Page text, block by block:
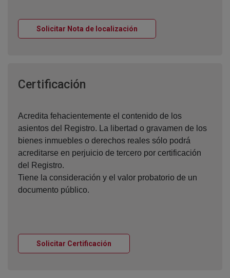
Solicitar Nota de localización
Certificación
Acredita fehacientemente el contenido de los
asientos del Registro. La libertad o gravamen de los
bienes inmuebles o derechos reales sólo podrá
acreditarse en perjuicio de tercero por certificación
del Registro.
Tiene la consideración y el valor probatorio de un
documento público.
Solicitar Certificación